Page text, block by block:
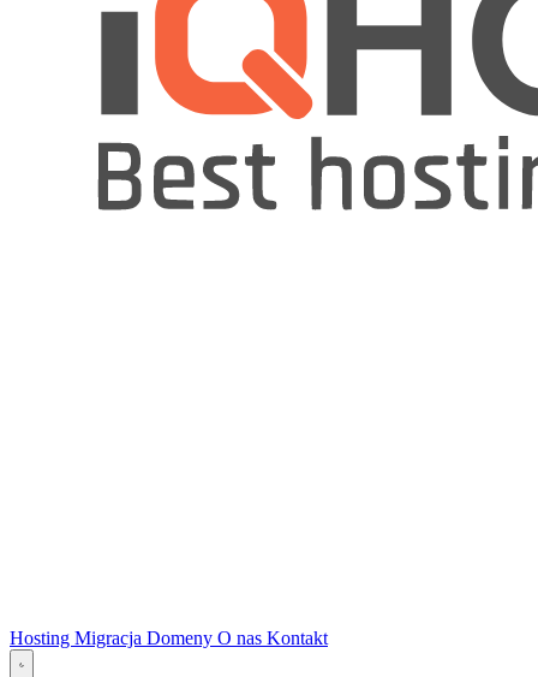
Hosting Migracja Domeny O nas Kontakt